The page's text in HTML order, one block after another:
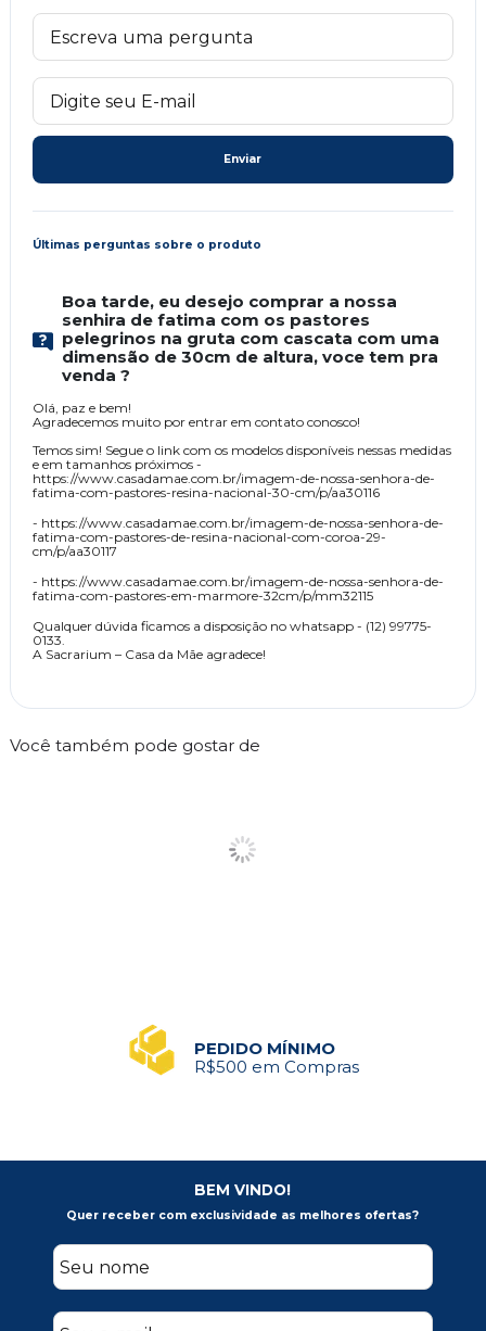
Enviar
Últimas perguntas sobre o produto
Boa tarde, eu desejo comprar a nossa
senhira de fatima com os pastores
pelegrinos na gruta com cascata com uma
dimensão de 30cm de altura, voce tem pra
venda ?
Olá, paz e bem!
Agradecemos muito por entrar em contato conosco!
Temos sim! Segue o link com os modelos disponíveis nessas medidas
e em tamanhos próximos -
https://www.casadamae.com.br/imagem-de-nossa-senhora-de-
fatima-com-pastores-resina-nacional-30-cm/p/aa30116
- https://www.casadamae.com.br/imagem-de-nossa-senhora-de-
fatima-com-pastores-de-resina-nacional-com-coroa-29-
cm/p/aa30117
- https://www.casadamae.com.br/imagem-de-nossa-senhora-de-
fatima-com-pastores-em-marmore-32cm/p/mm32115
Qualquer dúvida ficamos a disposição no whatsapp - (12) 99775-
0133.
A Sacrarium – Casa da Mãe agradece!
Você também pode gostar de
PEDIDO MÍNIMO
R$500 em Compras
BEM VINDO!
Quer receber com exclusividade as melhores ofertas?